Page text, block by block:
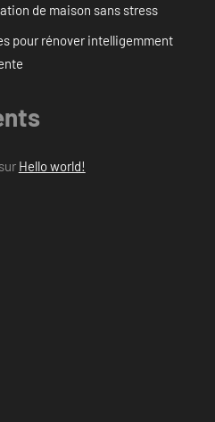
de maison sans stress
pour rénover intelligemment
Hello world!